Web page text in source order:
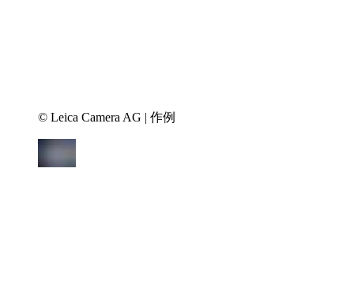
© Leica Camera AG | 作例